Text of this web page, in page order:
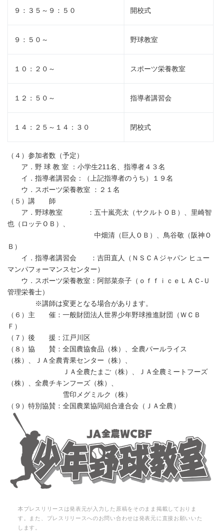
９：３５～９：５０ 開校式
９：５０～ 野球教室
１０：２０～ スポーツ栄養教室
１２：５０～ 指導者講習会
１４：２５～１４：３０ 閉校式
（４）参加者数（予定）
ア．野 球 教 室 ：小学生211名、指導者４３名
イ．指導者講習会：（上記指導者のうち）１９名
ウ．スポーツ栄養教室 ：２１名
（５）講 師
ア．野球教室 ：五十嵐亮太（ヤクルトＯＢ）、里崎智
也（ロッテＯＢ）、
中畑清（巨人ＯＢ）、鳥谷敬（阪神Ｏ
Ｂ）
イ．指導者講習会 ：吉田直人（ＮＳＣＡジャパン ヒュー
マンパフォーマンスセンター）
ウ．スポーツ栄養教室：阿部菜奈子（ｏｆｆｉｃｅＬＡＣ-Ｕ
管理栄養士）
※講師は変更となる場合があります。
（６）主 催：一般財団法人世界少年野球推進財団（ＷＣＢ
Ｆ）
（７）後 援：江戸川区
（８）協 賛：全国農協食品（株）、全農パールライス
（株）、ＪＡ全農青果センター（株）、
ＪＡ全農たまご（株）、ＪＡ全農ミートフーズ
（株）、全農チキンフーズ（株）、
雪印メグミルク（株）
（９）特別協賛：全国農業協同組合連合会（ＪＡ全農）
本プレスリリースは発表元が入力した原稿をそのまま掲載しておりま
す。また、プレスリリースへのお問い合わせは発表元に直接お願いいた
します。